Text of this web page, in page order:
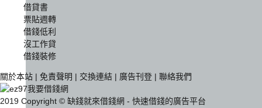
借貸書
票貼週轉
借錢低利
沒工作貸
借錢裝修
關於本站 | 免責聲明 | 交換連結 | 廣告刊登 | 聯絡我們
2019 Copyright © 缺錢就來借錢網 - 快速借錢的廣告平台